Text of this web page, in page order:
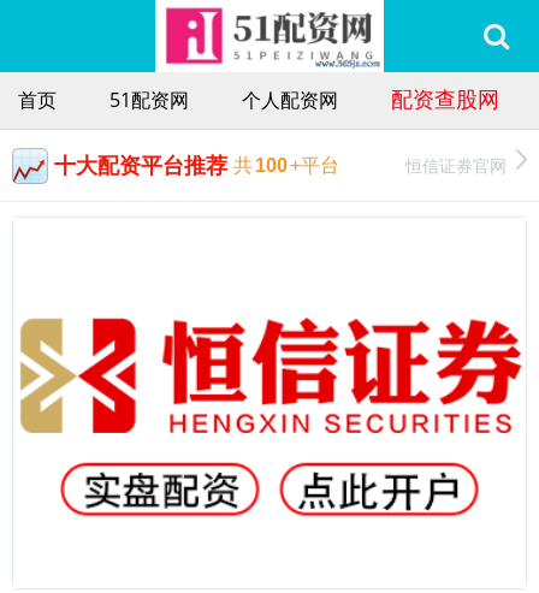
首页 51配资网 个人配资网 配资查股网
十大配资平台推荐 共100+平台 恒信证券官网